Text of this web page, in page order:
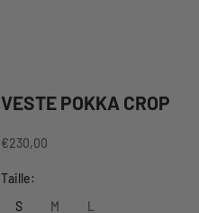
VESTE POKKA CROP
Prix de vente
€230,00
Taille:
S
M L